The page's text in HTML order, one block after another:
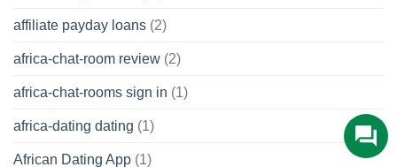
affiliate payday loans (2)
africa-chat-room review (2)
africa-chat-rooms sign in (1)
africa-dating dating (1)
African Dating App (1)